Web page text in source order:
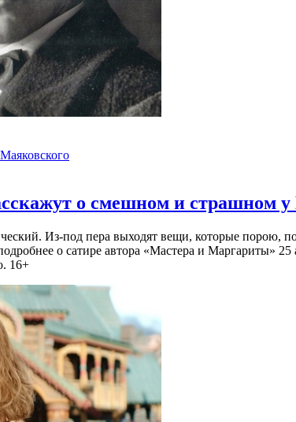
о смешном и страшном у
Из-под пера выходят вещи, которые порою,
о сатире автора «Мастера и Маргариты» 25
16+